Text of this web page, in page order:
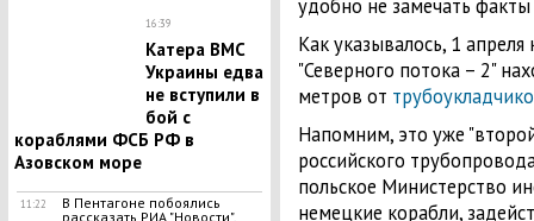
16:39
Катера ВМС
Украины едва
не вступили в
бой с
кораблями ФСБ РФ в
Азовском море
11:22
В Пентагоне побоялись
рассказать РИА "Новости",
удобно не замечать
Как указывалось, 1
"Северного потока – 2"
метров от
Напомним, это уже
российского
польское Министерство
немецкие корабли,